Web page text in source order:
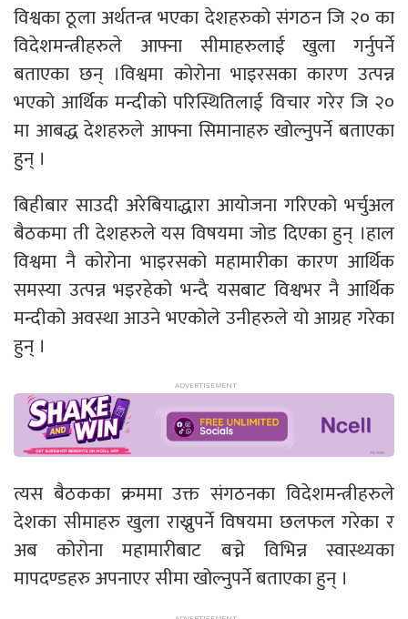
विश्वका ठूला अर्थतन्त्र भएका देशहरुको संगठन जि २० का
विदेशमन्त्रीहरुले आफ्ना सीमाहरुलाई खुला गर्नुपर्ने
बताएका छन् ।विश्वमा कोरोना भाइरसका कारण उत्पन्न
भएको आर्थिक मन्दीको परिस्थितिलाई विचार गरेर जि २०
मा आबद्ध देशहरुले आफ्ना सिमानाहरु खोल्नुपर्ने बताएका
हुन् ।
बिहीबार साउदी अरेबियाद्धारा आयोजना गरिएको भर्चुअल
बैठकमा ती देशहरुले यस विषयमा जोड दिएका हुन् ।हाल
विश्वमा नै कोरोना भाइरसको महामारीका कारण आर्थिक
समस्या उत्पन्न भइरहेको भन्दै यसबाट विश्वभर नै आर्थिक
मन्दीको अवस्था आउने भएकोले उनीहरुले यो आग्रह गरेका
हुन् ।
त्यस बैठकका क्रममा उक्त संगठनका विदेशमन्त्रीहरुले
देशका सीमाहरु खुला राख्नुपर्ने विषयमा छलफल गरेका र
अब कोरोना महामारीबाट बच्ने विभिन्न स्वास्थ्यका
मापदण्डहरु अपनाएर सीमा खोल्नुपर्ने बताएका हुन् ।